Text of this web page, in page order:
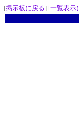
[掲示板に戻る] [一覧表示